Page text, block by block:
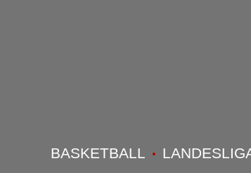
BASKETBALL